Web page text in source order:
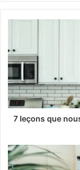
7 leçons que